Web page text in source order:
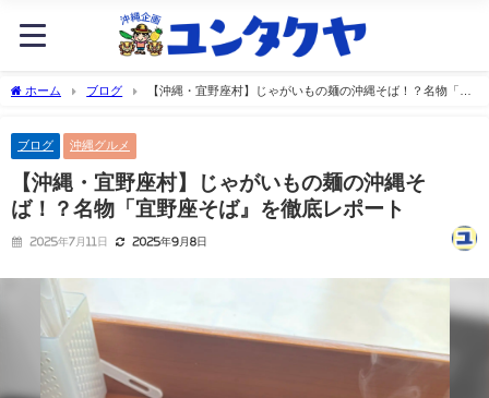
ホーム ブログ
【沖縄・宜野座村】じゃがいもの麺の沖縄そば！？名物「宜
ブログ 沖縄グルメ
【沖縄・宜野座村】じゃがいもの麺の沖縄そ
ば！？名物「宜野座そば』を徹底レポート
2025年7月11日 2025年9月8日